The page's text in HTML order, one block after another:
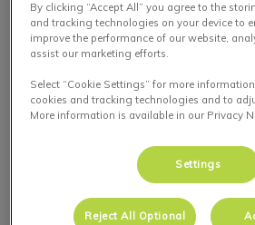
Nous offrons une large gamme de
comprenant des soins médicaux, des
services chirurgicaux et préventifs
chats afin qu’ils puissent vivre une vie
heureuse. L’une des meilleures
faire pour garder votre animal de
santé est de l’amener à des examens
vos animaux de compagnie contre
liste de nos services pour animaux de
By clicking “Accept All” you agree to the
and tracking technologies on your device to
improve the performance of our website,
assist our marketing efforts.
Select “Cookie Settings” for more
cookies and tracking technologies and to
More information is available in our Privacy
Settings
Reject All Optional